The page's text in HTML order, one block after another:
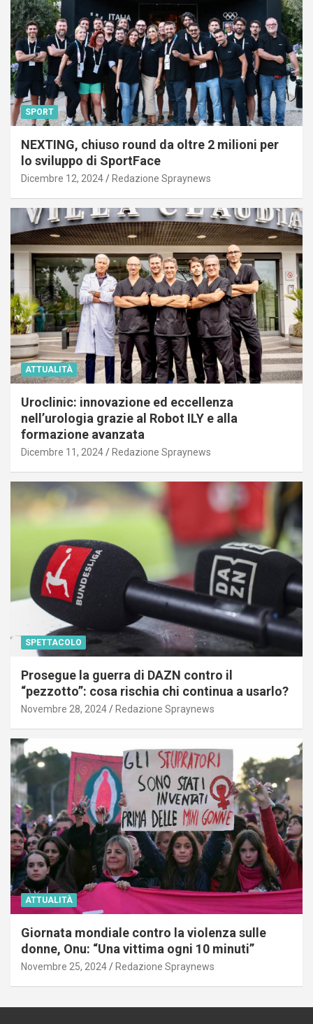
SPORT
NEXTING, chiuso round da oltre 2 milioni per
lo sviluppo di SportFace
Dicembre 12, 2024 Redazione Spraynews
ATTUALITÀ
Uroclinic: innovazione ed eccellenza
nell’urologia grazie al Robot ILY e alla
formazione avanzata
Dicembre 11, 2024 Redazione Spraynews
SPETTACOLO
Prosegue la guerra di DAZN contro il
“pezzotto”: cosa rischia chi continua a usarlo?
Novembre 28, 2024 Redazione Spraynews
ATTUALITÀ
Giornata mondiale contro la violenza sulle
donne, Onu: “Una vittima ogni 10 minuti”
Novembre 25, 2024 Redazione Spraynews